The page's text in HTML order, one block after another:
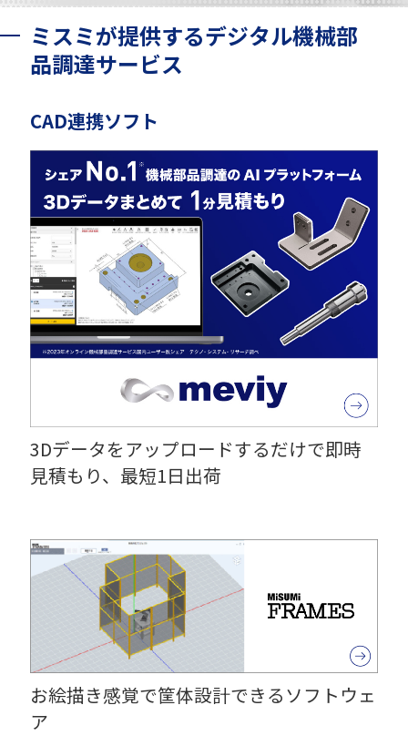
ミスミが提供するデジタル機械部
品調達サービス
CAD連携ソフト
3Dデータをアップロードするだけで即時
見積もり、最短1日出荷
お絵描き感覚で筐体設計できるソフトウェ
ア